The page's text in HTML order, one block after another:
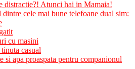
distractie?! Atunci hai in Mamaia!
cele mai bune telefoane dual sim:
cu masini
casual
si apa proaspata pentru companionul